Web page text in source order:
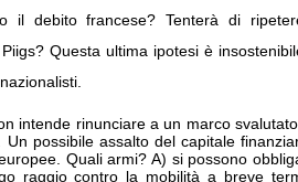
il debito francese? Tenterà di
Questa ultima ipotesi è
intende rinunciare a un marco
possibile assalto del capitale
Quali armi? A) si possono
raggio contro la mobilità a breve